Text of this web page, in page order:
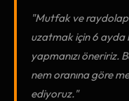
"Mutfak ve raydolap
uzatmak için 6 ayda
yapmanızı öneririz.
nem oranına göre
ediyoruz."